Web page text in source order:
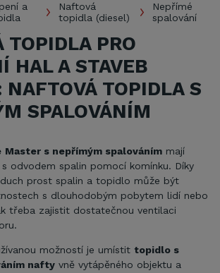
a
Naftová
topidla (diesel)
Nepřímé
spalování
TOPIDLA PRO
HAL A STAVEB
NAFTOVÁ TOPIDLA S
SPALOVÁNÍM
Master s nepřímým spalováním mají
odvodem spalin pomocí komínku. Díky
prost spalin a topidlo může být
s dlouhodobým pobytem lidí nebo
třeba zajistit dostatečnou ventilaci
možností je umístit topidlo s
nafty vně vytápěného objektu a